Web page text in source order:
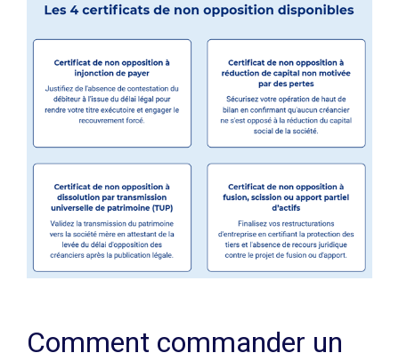
Comment commander un